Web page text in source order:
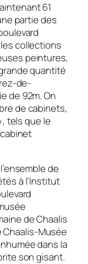
61
partie des
collections
peintures,
quantité
de-
de 92m. On
de cabinets,
tels que le
de
à l’Institut
de Chaalis
Chaalis-Musée
dans la
son gisant.